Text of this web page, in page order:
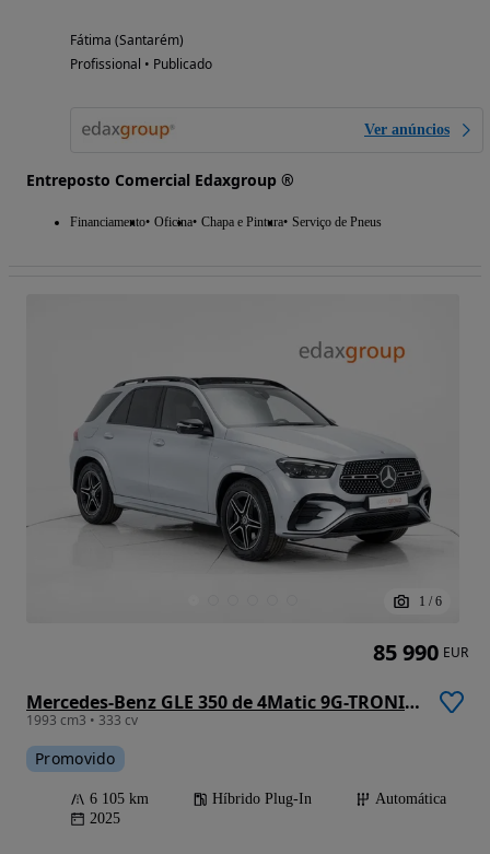
Fátima (Santarém)
Profissional • Publicado
Ver anúncios
Entreposto Comercial Edaxgroup ®
Financiamento Oficina Chapa e Pintura Serviço de Pneus
1 / 6
Mercedes-Benz GLE 350 de 4Matic 9G-TRONIC Advanced
1993 cm3 • 333 cv
Promovido
6 105 km Híbrido Plug-In
Automática
2025
85 990 EUR